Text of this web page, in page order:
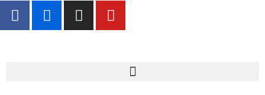
F
a
c
F
l
i
I
n
s
Y
o
u